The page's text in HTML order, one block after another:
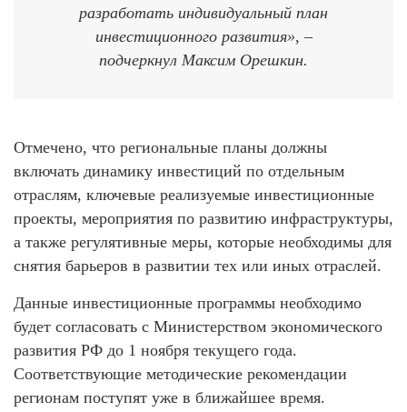
разработать индивидуальный план
инвестиционного развития», –
подчеркнул Максим Орешкин.
Отмечено, что региональные планы должны
включать динамику инвестиций по отдельным
отраслям, ключевые реализуемые инвестиционные
проекты, мероприятия по развитию инфраструктуры,
а также регулятивные меры, которые необходимы для
снятия барьеров в развитии тех или иных отраслей.
Данные инвестиционные программы необходимо
будет согласовать с Министерством экономического
развития РФ до 1 ноября текущего года.
Соответствующие методические рекомендации
регионам поступят уже в ближайшее время.